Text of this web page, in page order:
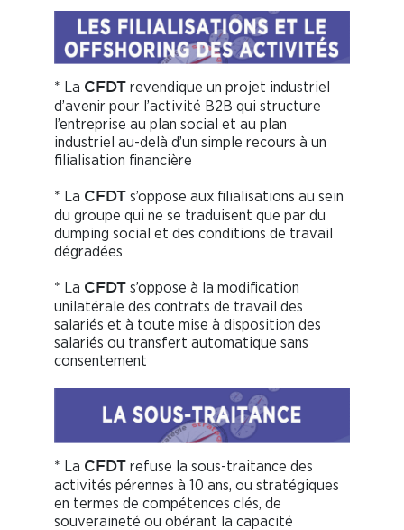
* La CFDT
revendique un projet industriel
d’avenir pour l’activité B2B qui structure
l’entreprise au plan social et au plan
industriel au-delà d’un simple recours à un
filialisation financière
* La CFDT
s’oppose aux filialisations au sein
du groupe qui ne se traduisent que par du
dumping social et des conditions de travail
dégradées
* La CFDT
s’oppose à la modification
unilatérale des contrats de travail des
salariés et à toute mise à disposition des
salariés ou transfert automatique sans
consentement
* La CFDT refuse la sous-traitance des
activités pérennes à 10 ans, ou stratégiques
en termes de compétences clés, de
souveraineté ou obérant la capacité